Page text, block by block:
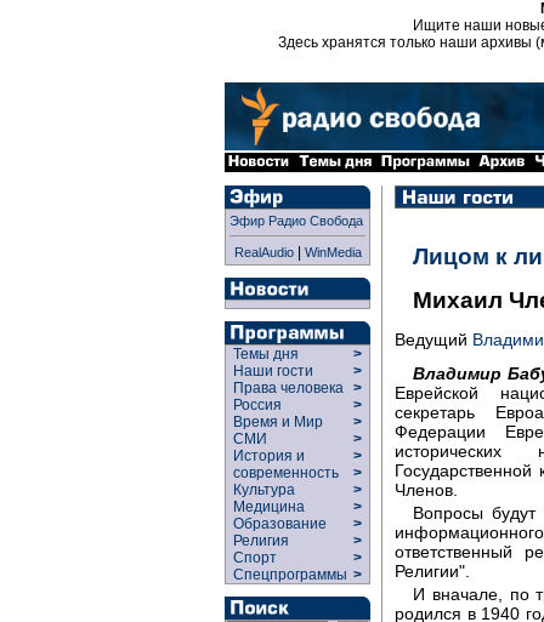
Ищите наши
Здесь хранятся только наши архивы
Эфир Радио Свобода
RealAudio| WinMedia
Темы дня
>
Наши гости
>
Права человека >
Россия
>
Время и Мир
>
СМИ
>
История и
современность
>
>
Культура
>
Медицина
>
Образование
>
Религия
>
Спорт
>
Спецпрограммы >
Лицом к
Михаил
Ведущий
Владимир
Еврейской
секретарь
Федерации
исторических
Членов.
Вопросы будут
ответственный
Религии".
И вначале, по
родился в 1940